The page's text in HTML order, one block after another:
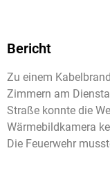
Bericht
Zu einem
Zimmern am
Straße konnte die
Wärmebildkamera
Die Feuerwehr